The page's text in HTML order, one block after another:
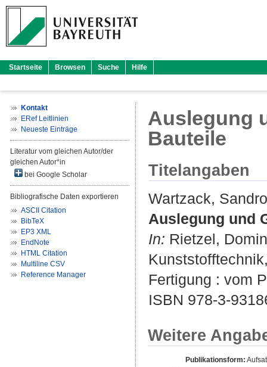
Startseite Browsen Suche Hilfe
Kontakt
ERef Leitlinien
Neueste Einträge
Literatur vom gleichen Autor/der
gleichen Autor*in
bei Google Scholar
Bibliografische Daten exportieren
ASCII Citation
BibTeX
EP3 XML
EndNote
HTML Citation
Multiline CSV
Reference Manager
Auslegung
Bauteile
Titelangaben
Wartzack, Sandro
Auslegung und
In: Rietzel,
Fertigung : vom
ISBN 978-3-
Weitere
Publikationsform: